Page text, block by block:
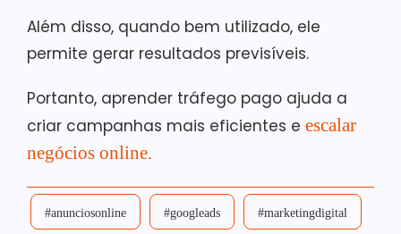
Além disso, quando bem utilizado, ele
permite gerar resultados previsíveis.
Portanto, aprender tráfego pago ajuda a
criar campanhas mais eficientes e escalar
negócios online.
#anunciosonline #googleads #marketingdigital